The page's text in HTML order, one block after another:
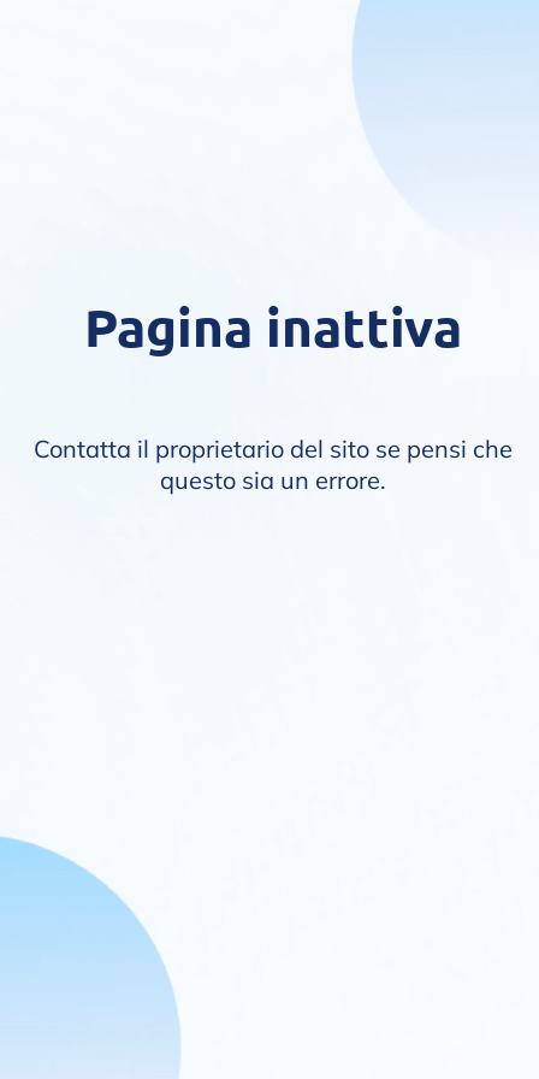
Pagina inattiva
Contatta il proprietario del sito se pensi che
questo sia un errore.